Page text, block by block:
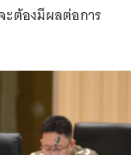
ะต้องมีผลต่อการ